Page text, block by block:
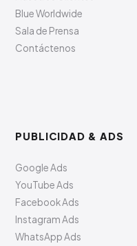
Blue Worldwide
Sala de Prensa
Contáctenos
PUBLICIDAD & ADS
Google Ads
YouTube Ads
Facebook Ads
Instagram Ads
WhatsApp Ads